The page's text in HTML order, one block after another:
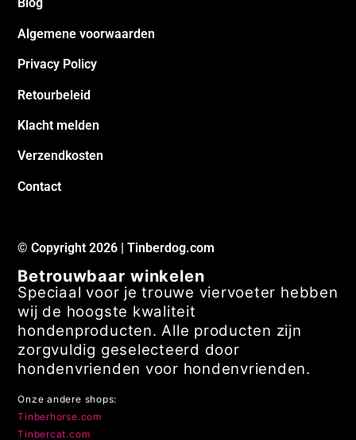
© Copyright 2026 | Tinberdog.com
Betrouwbaar winkelen
Speciaal voor je trouwe viervoeter hebben
wij de hoogste kwaliteit
hondenproducten. Alle producten zijn
zorgvuldig geselecteerd door
hondenvrienden voor hondenvrienden.